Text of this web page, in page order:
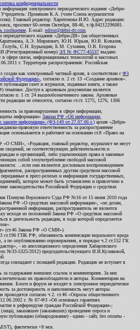
конфиденциальности
информация электронного периодического издания «Дебри-
Пронякин К.А. (член Союза журналистов
Главный редактор: Харитонова И.Ю. Адрес редакции:
проспект 60-летия Октября, 88-46, т./ф.84212296081.
сообщение . E-mail: editor@debri-dv.com
периодического издания «Дебри-ДВ» (на общественных
А.Э. Мирмович, Ю.Н. Юрьев, Ю.В. Ковалев,
С.Н. Бурындин, Б.М. Сухинин, О.В. Егорова
(Регистрационный номер) ЭЛ № ФС77-45537 выдано
сфере связи, информационных технологий и массовых
г. Территория распространения: Российская
как электронный частный архив, в соответствии с ФЗ
Федерации» , согласно п. 2 ст. 13 «Создание архивов».
публикации газет и журналов, изданные книги, а также
тематике. Доступ к архивным документам является
п. 1 ст. 24 вышеобозначенного закона. Архивные
редакции не относятся, согласно ст.ст. 1275, 1276, 1306
за правонарушения в сфере информации,
информации» Закона РФ «Об информации,
защите информации» (ФЗ-149 от 27.07.06 г.) архив «Дебри-
правовую ответственность за распространение
основываются и работают на основании ст.8 «Право на
«О СМИ», «Редакция, главный редактор, журналист не несут
сведений, не соответствующих действительности и
и организаций, либо ущемляющих права и законные
собой злоупотребление свободой массовой
...если они являются дословным воспроизведением
распространенных другим средством массовой
в пресс-релизах и информация государственных,
которое может быть установлено и привлечено к
законодательства Российской Федерации о средствах
Пленума Верховного Суда РФ №16 от 15 июня 2010 года
РФ «О средствах массовой информации», «по делам,
информации, распространитель не является
исходя из положений Закона РФ «О средствах массовой
в деятельность редакции, в ходе которой определяется
(ст.46 Закона РФ «О СМИ»).
ст.196 ГПК РФ, обязанность компенсации морального вреда
а по опубликованию опровержения, в порядке ч.2 ст.152 ГК
- из апелляционного определения Хабаровского
№33-5325/2012) председательствующего И.И.Куликовой,
совпадают с позицией редакции. Редакция не вступает в
за содержание внешних ссылок и комментариев. За них
их правообладатели и авторы. Комментарии на
Блоги и форум не входят в электронное периодическое
за достоверность и наполняемость несут авторы.
проводятся согласно ч.2. ст.46 «Опросы общественного
12.06.2002 г. № 67-ФЗ «Об основных гарантиях
в референдуме граждан Российской Федерации»;
заказавшее (заказавших) проведение опроса и
публикацию (обнародование) - едино - сайт, без оплаты -
фактически +8 мск.